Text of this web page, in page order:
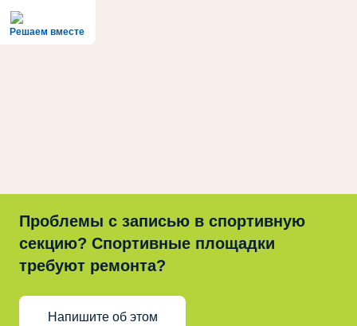
Решаем вместе
Проблемы с записью в спортивную
секцию? Спортивные площадки
требуют ремонта?
Напишите об этом